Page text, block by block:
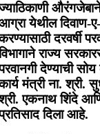
येथील दिवाण-
दरवर्षी
राज्य
देण्याची
मंत्री ना. श्री.
एकनाथ शिंदे
दिला आहे.